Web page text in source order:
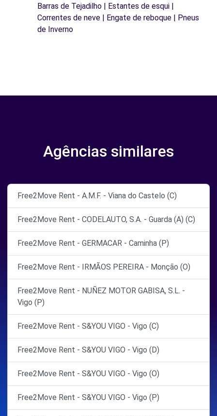
Barras de Tejadilho | Estantes de esqui |
Correntes de neve | Engate de reboque | Pneus
de Inverno
Agências similares
Free2Move Rent - A.M.F. - Viana do Castelo (C)
Free2Move Rent - CODELAUTO, S.A. - Guarda (A) (C)
Free2Move Rent - GERMACAR - Caminha (P)
Free2Move Rent - IRMÃOS PEREIRA - Monção (O)
Free2Move Rent - NUÑEZ MOTOR GABISA, S.L. -
Vigo (P)
Free2Move Rent - S&YOU VIGO - Vigo (C)
Free2Move Rent - S&YOU VIGO - Vigo (D)
Free2Move Rent - S&YOU VIGO - Vigo (O)
Free2Move Rent - S&YOU VIGO - Vigo (P)